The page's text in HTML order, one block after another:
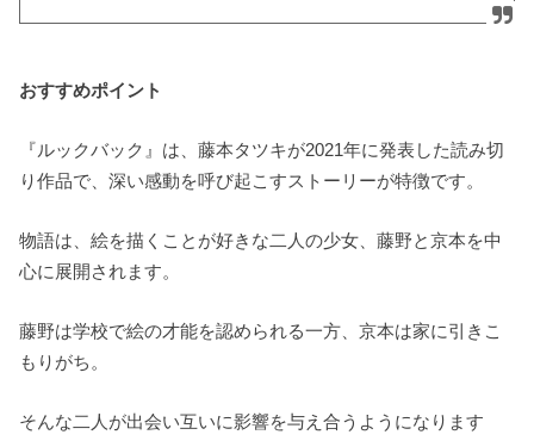
おすすめポイント
『ルックバック』は、藤本タツキが2021年に発表した読み切
り作品で、深い感動を呼び起こすストーリーが特徴です。
物語は、絵を描くことが好きな二人の少女、藤野と京本を中
心に展開されます。
藤野は学校で絵の才能を認められる一方、京本は家に引きこ
もりがち。
そんな二人が出会い互いに影響を与え合うようになります